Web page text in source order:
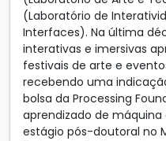
(Laboratório de
Interfaces). Na última
interativas e imersivas
festivais de arte e
recebendo uma
bolsa da Processing
aprendizado de
estágio pós-doutoral no